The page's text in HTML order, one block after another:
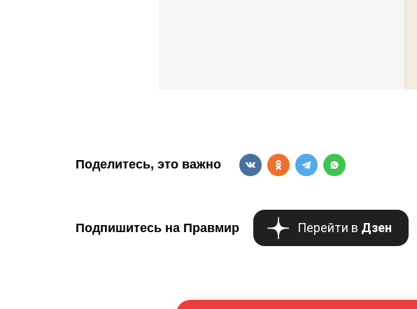
Поделитесь, это важно
Подпишитесь на Правмир Перейти в Дзен